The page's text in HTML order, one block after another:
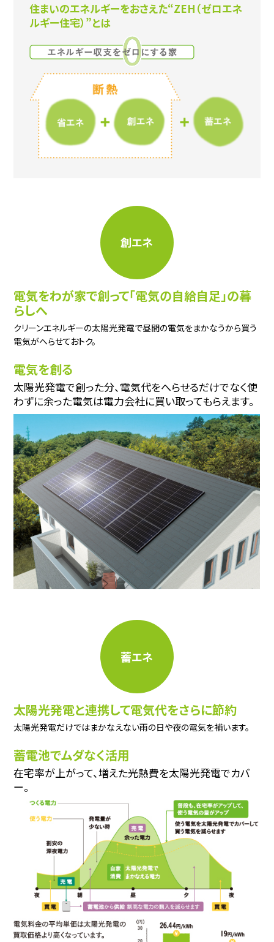
住まいのエネルギーをおさえた“ZEH（ゼロエネ
ルギー住宅）”とは
創エネ
電気をわが家で創って「電気の自給自足」の暮
らしへ
クリーンエネルギーの太陽光発電で昼間の電気をまかなうから買う
電気がへらせておトク。
電気を創る
太陽光発電で創った分、電気代をへらせるだけでなく使
わずに余った電気は電力会社に買い取ってもらえます。
蓄エネ
太陽光発電と連携して電気代をさらに節約
太陽光発電だけではまかなえない雨の日や夜の電気を補います。
蓄電池でムダなく活用
在宅率が上がって、増えた光熱費を太陽光発電でカバ
ー。